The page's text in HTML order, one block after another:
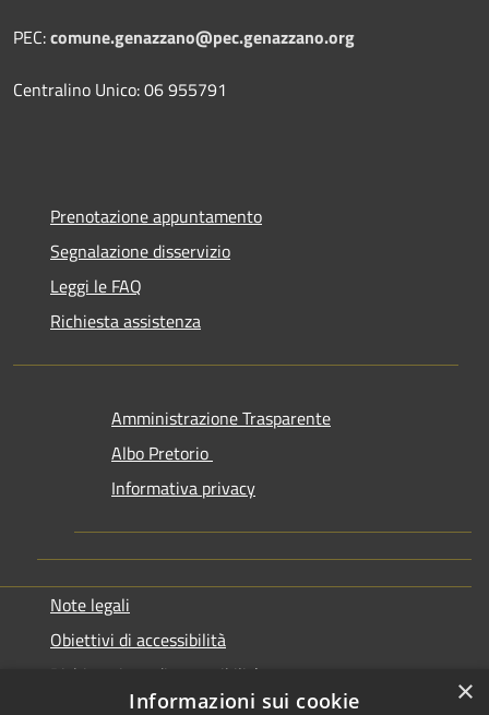
PEC:comune.genazzano@pec.genazzano.org
Centralino Unico: 06 955791
Prenotazione appuntamento
Segnalazione disservizio
Leggi le FAQ
Richiesta assistenza
Amministrazione Trasparente
Albo Pretorio
Informativa privacy
Note legali
Obiettivi di accessibilità
Dichiarazione di accessibilità
×
Informazioni sui cookie